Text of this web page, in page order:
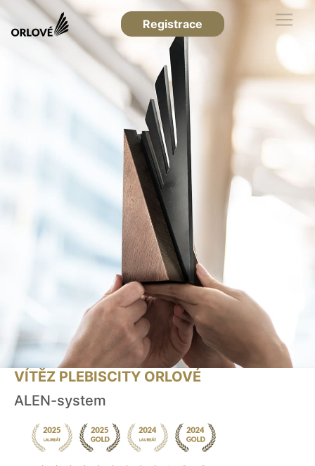
Registrace
VÍTĚZ PLEBISCITY ORLOVÉ
ALEN-system